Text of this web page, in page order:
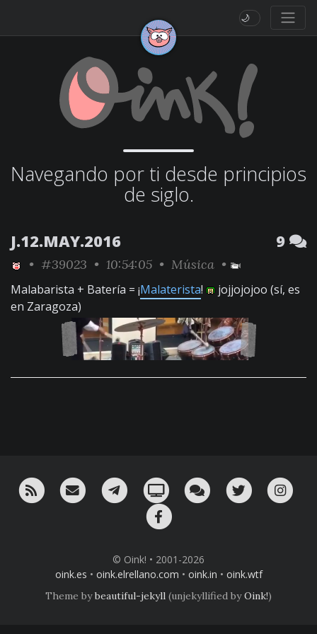
🌙
Navegando por ti desde principios
de siglo.
J.12.MAY.2016 9
• #39023 • 10:54:05 • Música •
Malabarista + Batería = ¡Malaterista!
jojjojojoo (sí, es
en Zaragoza)
RSS ¡Mándame un email!¡Nuestro canal en Telegram!
Oink! TV Charla con nosotros
Twitter
© Oink! • 2001-2026
oink.es • oink.elrellano.com • oink.in • oink.wtf
Theme bybeautiful-jekyll (unjekyllified byOink!)